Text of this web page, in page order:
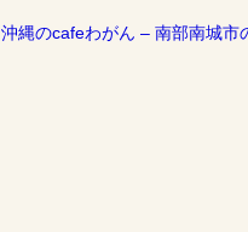
沖縄のcafeわがん – 南部南城市